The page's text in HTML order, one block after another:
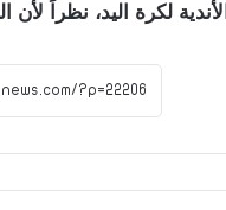
لكرة اليد، نظراً